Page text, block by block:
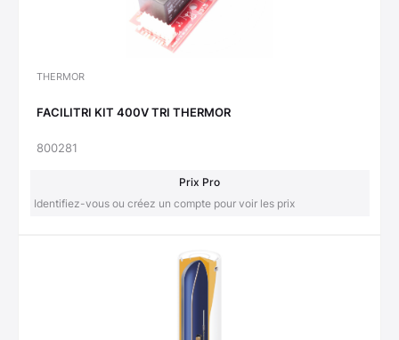
THERMOR
FACILITRI KIT 400V TRI THERMOR
800281
Prix Pro
Identifiez-vous ou créez un compte pour voir les prix